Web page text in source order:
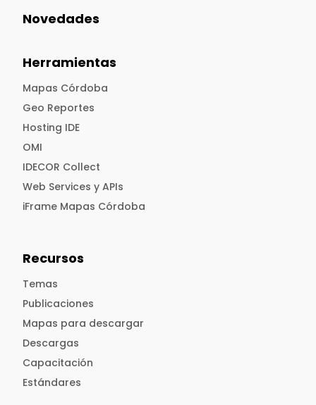
Novedades
Herramientas
Mapas Córdoba
Geo Reportes
Hosting IDE
OMI
IDECOR Collect
Web Services y APIs
iFrame Mapas Córdoba
Recursos
Temas
Publicaciones
Mapas para descargar
Descargas
Capacitación
Estándares